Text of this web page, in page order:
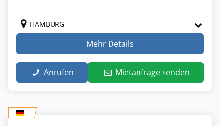
HAMBURG
Mehr Details
Anrufen Mietanfrage senden